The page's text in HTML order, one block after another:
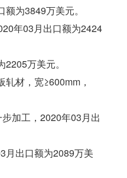
为3849万美元。
年03月出口额为2424
万美元。
材，宽≥600mm，
加工，2020年03月出
月出口额为2089万美